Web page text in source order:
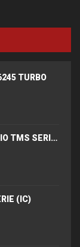
TURBO
FENDT 700 – 800 VARIO TMS SERIES (IC) V2
(IC)